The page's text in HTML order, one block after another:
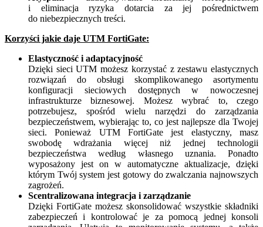
i eliminacja ryzyka dotarcia za jej pośrednictwem
do niebezpiecznych treści.
Korzyści jakie daje UTM FortiGate:
Elastyczność i adaptacyjność
Dzięki sieci UTM możesz korzystać z zestawu elastycznych
rozwiązań do obsługi skomplikowanego asortymentu
konfiguracji sieciowych dostępnych w nowoczesnej
infrastrukturze biznesowej. Możesz wybrać to, czego
potrzebujesz, spośród wielu narzędzi do zarządzania
bezpieczeństwem, wybierając to, co jest najlepsze dla Twojej
sieci. Ponieważ UTM FortiGate jest elastyczny, masz
swobodę wdrażania więcej niż jednej technologii
bezpieczeństwa według własnego uznania. Ponadto
wyposażony jest on w automatyczne aktualizacje, dzięki
którym Twój system jest gotowy do zwalczania najnowszych
zagrożeń.
Scentralizowana integracja i zarządzanie
Dzięki FortiGate możesz skonsolidować wszystkie składniki
zabezpieczeń i kontrolować je za pomocą jednej konsoli